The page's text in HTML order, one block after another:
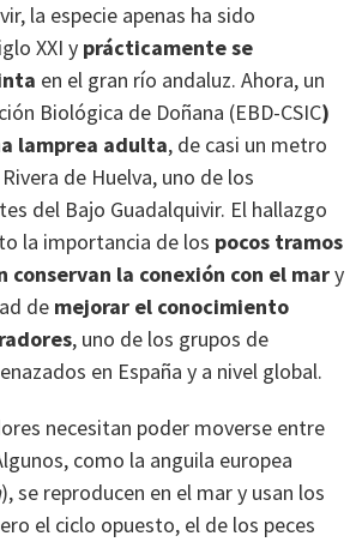
la especie apenas ha sido
XXI y prácticamente se
en el gran río andaluz. Ahora, un
Biológica de Doñana (EBD-CSIC)
lamprea adulta, de casi un metro
de Huelva, uno de los
del Bajo Guadalquivir. El hallazgo
la importancia de los pocos tramos
conservan la conexión con el mary
de mejorar el conocimiento
, uno de los grupos de
en España y a nivel global.
necesitan poder moverse entre
como la anguila europea
), se reproducen en el mar y usan los
el ciclo opuesto, el de los peces